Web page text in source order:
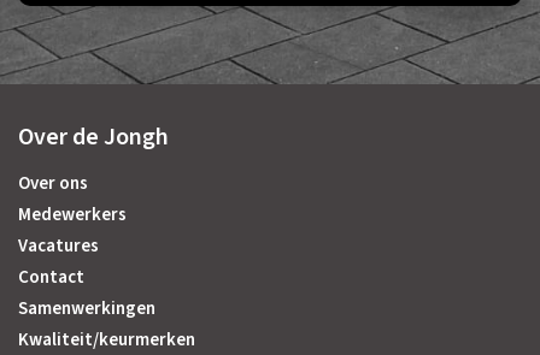
Over de Jongh
Over ons
Medewerkers
Vacatures
Contact
Samenwerkingen
Kwaliteit/keurmerken